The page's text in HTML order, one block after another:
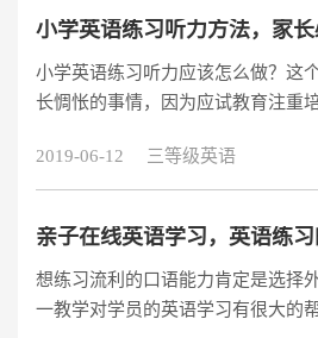
托福培训周末班，不过上课的地点
出行都要一个小时左右。之后在网
福培训周末班，感觉还不错，价格
小学英语练习听力方法，家长
小学英语练习听力应该怎么做？这
长惆怅的事情，因为应试教育注重
短板。今天小编就来和大家分享一
供家长参考！
2019-06-12 三等级英语
亲子在线英语学习，英语练
想练习流利的口语能力肯定是选择
一教学对学员的英语学习有很大的